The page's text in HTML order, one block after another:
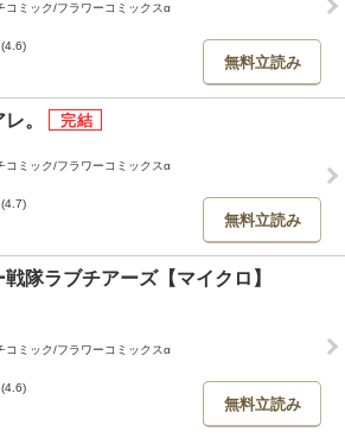
コミック/フラワーコミックスα
(4.6)
無料立読み
。
コミック/フラワーコミックスα
(4.7)
無料立読み
隊ラブチアーズ【マイクロ】
コミック/フラワーコミックスα
(4.6)
無料立読み